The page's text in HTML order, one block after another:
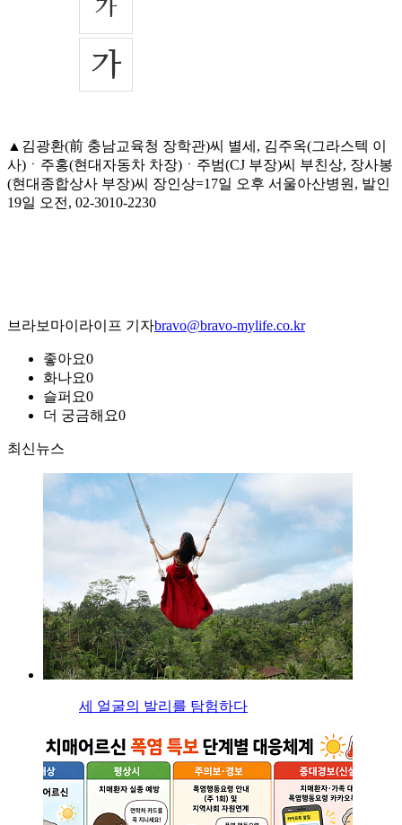
▲김광환(前 충남교육청 장학관)씨 별세, 김주옥(그라스텍 이
사)ㆍ주홍(현대자동차 차장)ㆍ주범(CJ 부장)씨 부친상, 장사봉
(현대종합상사 부장)씨 장인상=17일 오후 서울아산병원, 발인
19일 오전, 02-3010-2230
브라보마이라이프 기자bravo@bravo-mylife.co.kr
좋아요0
화나요0
슬퍼요0
더 궁금해요0
최신뉴스
세 얼굴의 발리를 탐험하다